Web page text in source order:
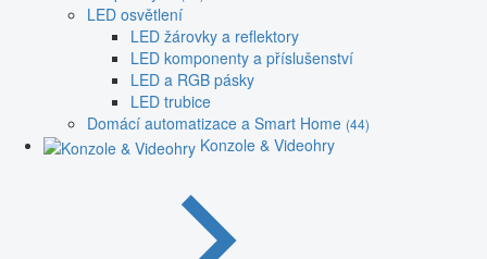
LED osvětlení
LED žárovky a reflektory
LED komponenty a příslušenství
LED a RGB pásky
LED trubice
Domácí automatizace a Smart Home (44)
Konzole & Videohry